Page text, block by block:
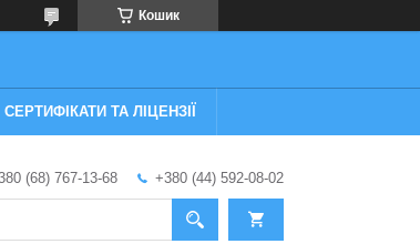
Кошик
СЕРТИФІКАТИ ТА ЛІЦЕНЗІЇ
(68) 767-13-68 +380 (44) 592-08-02